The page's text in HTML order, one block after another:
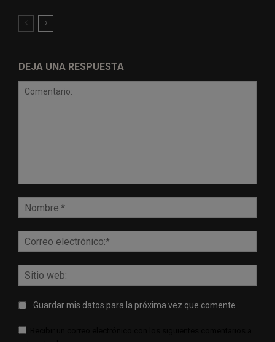
DEJA UNA RESPUESTA
web:
Guardar mis datos para la próxima vez que comente